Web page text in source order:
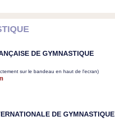
DE GYMNASTIQUE
sur le bandeau en haut de l'ecran)
DE GYMNASTIQUE